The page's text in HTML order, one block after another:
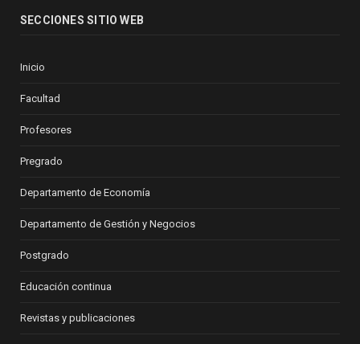
SECCIONES SITIO WEB
Inicio
Facultad
Profesores
Pregrado
Departamento de Economía
Departamento de Gestión y Negocios
Postgrado
Educación continua
Revistas y publicaciones